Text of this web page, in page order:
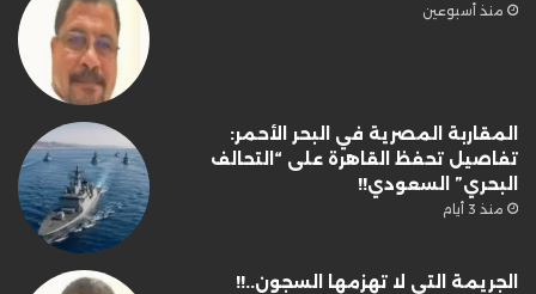
منذ أسبوعين
المقاربة المصرية في البحر الأحمر:
تفاصيل تحفظ القاهرة على “التحالف
البحري” السعودي!!
منذ 3 أيام
الجريمة التي لا تهزمها السجون..!!